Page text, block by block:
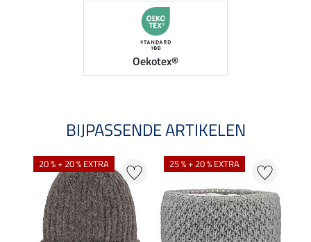
Oekotex®
BIJPASSENDE ARTIKELEN
20 % + 20 % EXTRA 25 % + 20 % EXTRA